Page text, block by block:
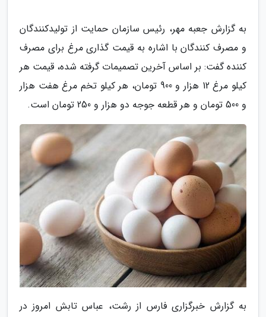
به گزارش جعبه مهر، رئیس سازمان حمایت از تولیدکنندگان
و مصرف کنندگان با اشاره به قیمت گذاری مرغ برای مصرف
کننده گفت: بر اساس آخرین تصمیمات گرفته شده، قیمت هر
کیلو مرغ 12 هزار و 900 تومان، هر کیلو تخم مرغ هفت هزار
و 500 تومان و هر قطعه جوجه دو هزار و 250 تومان است.
به گزارش خبرگزاری فارس از رشت، عباس تابش امروز در